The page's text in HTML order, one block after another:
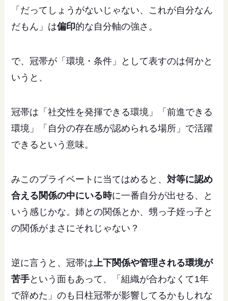
「だってしょうがないじゃない、これが自分なん
だもん」は偏印的な自分軸の強さ。
で、冠帯が「環境・条件」として表すのは何かと
いうと、
冠帯は「社交性を発揮できる環境」「前進できる
環境」「自分の存在感が認められる場所」で活躍
できるという意味。
みこのプライベートに当てはめると、対等に認め
合える関係の中にいる時に一番自分が出せる、と
いう感じかな。姉との関係とか、甥っ子姪っ子と
の関係がまさにそれじゃない？
逆に言うと、冠帯は 上下関係や管理される環境が
苦手という面もあって、「組織が合わなくて1年
で辞めた」のも日柱冠帯が影響してるかもしれな